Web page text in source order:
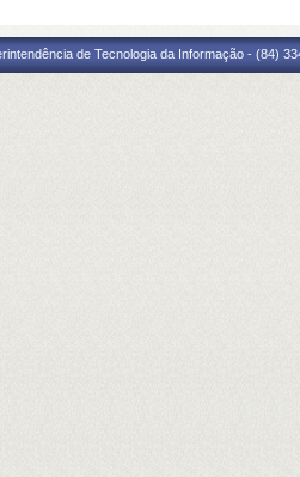
de Tecnologia da Informação - (84)